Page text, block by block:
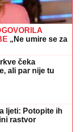
„Ne umire se za
čeka
ali par nije tu
ljeti: Potopite ih
rastvor